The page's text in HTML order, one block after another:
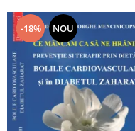
-18% NOU